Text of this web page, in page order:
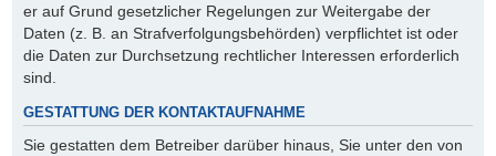
er auf Grund gesetzlicher Regelungen zur Weitergabe der
Daten (z. B. an Strafverfolgungsbehörden) verpflichtet ist oder
die Daten zur Durchsetzung rechtlicher Interessen erforderlich
sind.
GESTATTUNG DER KONTAKTAUFNAHME
Sie gestatten dem Betreiber darüber hinaus, Sie unter den von